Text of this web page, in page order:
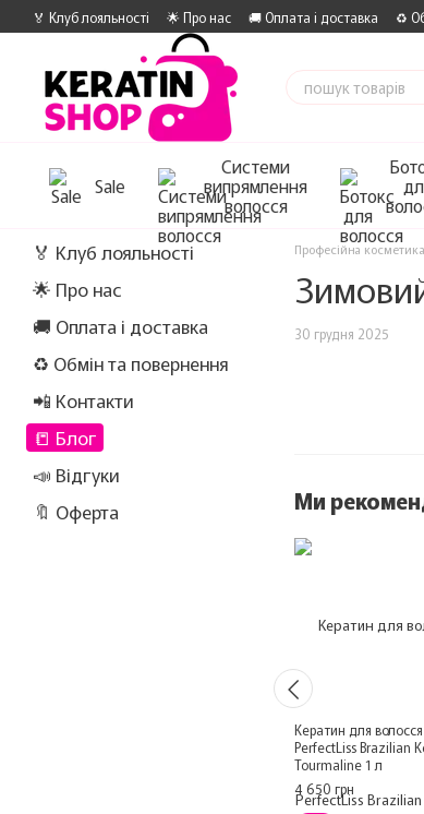
Перейти до основного контенту
🏅 Клуб лояльності 🌟 Про нас 🚚 Оплата і доставка ♻️
Sale
Системи
випрямлення
волосся
Професійна
30 грудня 2025
Ми
Кератин для волосся
PerfectLiss Brazilian
Tourmaline 1 л
4 650 грн
🏅 Клуб лояльності
🌟 Про нас
🚚 Оплата і доставка
♻️ Обмін та повернення
📲 Контакти
📒 Блог
📣 Відгуки
🔖 Оферта